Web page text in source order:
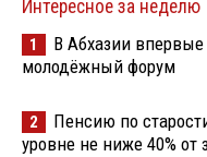
Интересное за неделю
1
В Абхазии
молодёжный форум
2
Пенсию по
уровне не ниже 40% от